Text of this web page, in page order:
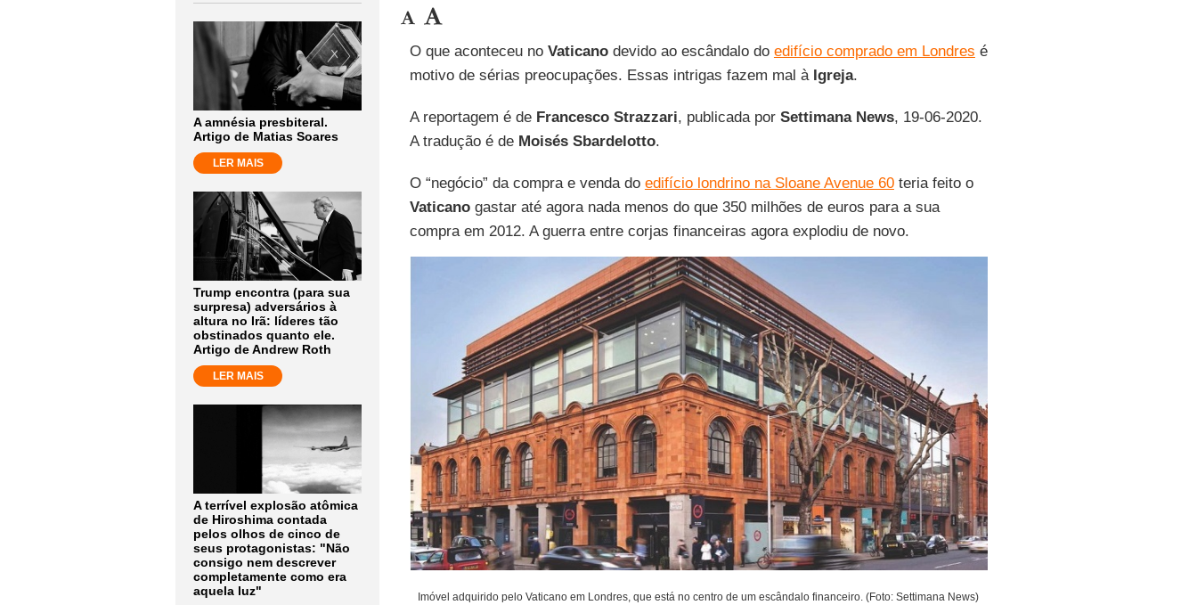
A amnésia presbiteral.
Artigo de Matias Soares
LER MAIS
Trump encontra (para sua
surpresa) adversários à
altura no Irã: líderes tão
obstinados quanto ele.
Artigo de Andrew Roth
LER MAIS
A terrível explosão atômica
de Hiroshima contada
pelos olhos de cinco de
seus protagonistas: "Não
consigo nem descrever
completamente como era
aquela luz"
O que aconteceu no Vaticanodevido ao escândalo do edifício comprado em Londres é
motivo de sérias preocupações. Essas intrigas fazem mal à Igreja.
A reportagem é de Francesco Strazzari, publicada por Settimana News, 19-06-2020.
A tradução é de Moisés Sbardelotto.
O “negócio” da compra e venda do edifício londrino na Sloane Avenue 60teria feito o
Vaticanogastar até agora nada menos do que 350 milhões de euros para a sua
compra em 2012. A guerra entre corjas financeiras agora explodiu de novo.
Imóvel adquirido pelo Vaticano em Londres, que está no centro de um escândalo financeiro. (Foto: Settimana News)